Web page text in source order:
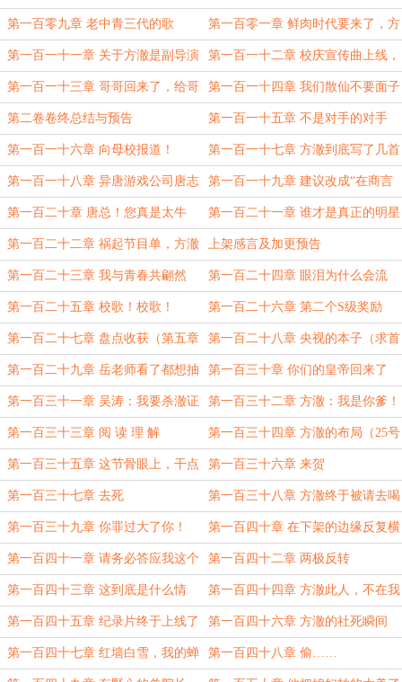
评，一个询问
第一百零九章 老中青三代的歌 第一百零一章 鲜肉时代要来了，方
澈的抉择
第一百一十一章 关于方澈是副导演
这件事情
第一百一十二章 校庆宣传曲上线，
这才是别人家的学校！
第一百一十三章 哥哥回来了，给哥
哥冲榜！
第一百一十四章 我们散仙不要面子
吗？
第二卷卷终总结与预告 第一百一十五章 不是对手的对手
第一百一十六章 向母校报道！ 第一百一十七章 方澈到底写了几首
歌
第一百一十八章 异唐游戏公司唐志
兴前来报道！
第一百一十九章 建议改成“在商言
商”
第一百二十章 唐总！您真是太牛
了！
第一百二十一章 谁才是真正的明星
第一百二十二章 祸起节目单，方澈
太狂了
上架感言及加更预告
第一百二十三章 我与青春共翩然
（求首订）
第一百二十四章 眼泪为什么会流
（求首订）
第一百二十五章 校歌！校歌！ 第一百二十六章 第二个S级奖励
（求首订）
第一百二十七章 盘点收获（第五章
求首订）
第一百二十八章 央视的本子（求首
订）
第一百二十九章 岳老师看了都想抽
烟。
第一百三十章 你们的皇帝回来了
第一百三十一章 吴涛：我要杀澈证
道
第一百三十二章 方澈：我是你爹！
第一百三十三章 阅 读 理 解 第一百三十四章 方澈的布局（25号
第二章）
第一百三十五章 这节骨眼上，干点
正事好吗？（为暗月弑神加更）
第一百三十六章 来贺
第一百三十七章 去死 第一百三十八章 方澈终于被请去喝
茶了
第一百三十九章 你罪过大了你！ 第一百四十章 在下架的边缘反复横
跳
第一百四十一章 请务必答应我这个
小小的要求！
第一百四十二章 两极反转
第一百四十三章 这到底是什么情
况！
第一百四十四章 方澈此人，不在我
之下
第一百四十五章 纪录片终于上线了 第一百四十六章 方澈的社死瞬间
第一百四十七章 红墙白雪，我的蝉 第一百四十八章 偷……